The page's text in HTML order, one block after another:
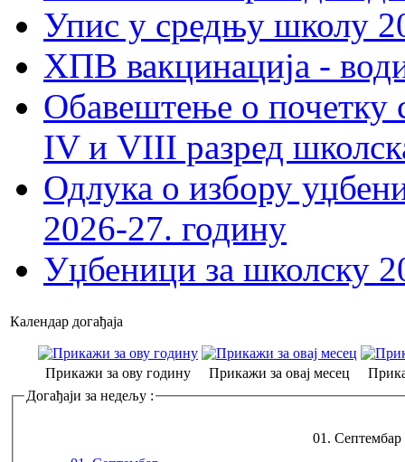
Упис у средњу школу
ХПВ вакцинација -
Обавештење о почетку
IV и VIII разред
Одлука о избору
2026-27. годину
Уџбеници за школску
Календар догађаја
Прикажи за ову годину Прикажи за овај месец
Догађаји за недељу :
01.